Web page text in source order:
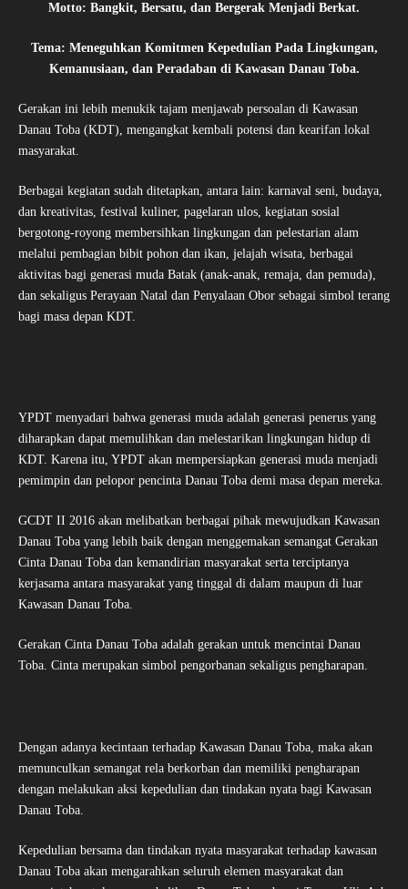
Motto: Bangkit, Bersatu, dan Bergerak Menjadi Berkat.
Tema: Meneguhkan Komitmen Kepedulian Pada Lingkungan,
Kemanusiaan, dan Peradaban di Kawasan Danau Toba.
Gerakan ini lebih menukik tajam menjawab persoalan di Kawasan
Danau Toba (KDT), mengangkat kembali potensi dan kearifan lokal
masyarakat.
Berbagai kegiatan sudah ditetapkan, antara lain: karnaval seni, budaya,
dan kreativitas, festival kuliner, pagelaran ulos, kegiatan sosial
bergotong-royong membersihkan lingkungan dan pelestarian alam
melalui pembagian bibit pohon dan ikan, jelajah wisata, berbagai
aktivitas bagi generasi muda Batak (anak-anak, remaja, dan pemuda),
dan sekaligus Perayaan Natal dan Penyalaan Obor sebagai simbol terang
bagi masa depan KDT.
YPDT menyadari bahwa generasi muda adalah generasi penerus yang
diharapkan dapat memulihkan dan melestarikan lingkungan hidup di
KDT. Karena itu, YPDT akan mempersiapkan generasi muda menjadi
pemimpin dan pelopor pencinta Danau Toba demi masa depan mereka.
GCDT II 2016 akan melibatkan berbagai pihak mewujudkan Kawasan
Danau Toba yang lebih baik dengan menggemakan semangat Gerakan
Cinta Danau Toba dan kemandirian masyarakat serta terciptanya
kerjasama antara masyarakat yang tinggal di dalam maupun di luar
Kawasan Danau Toba.
Gerakan Cinta Danau Toba adalah gerakan untuk mencintai Danau
Toba. Cinta merupakan simbol pengorbanan sekaligus pengharapan.
Dengan adanya kecintaan terhadap Kawasan Danau Toba, maka akan
memunculkan semangat rela berkorban dan memiliki pengharapan
dengan melakukan aksi kepedulian dan tindakan nyata bagi Kawasan
Danau Toba.
Kepedulian bersama dan tindakan nyata masyarakat terhadap kawasan
Danau Toba akan mengarahkan seluruh elemen masyarakat dan